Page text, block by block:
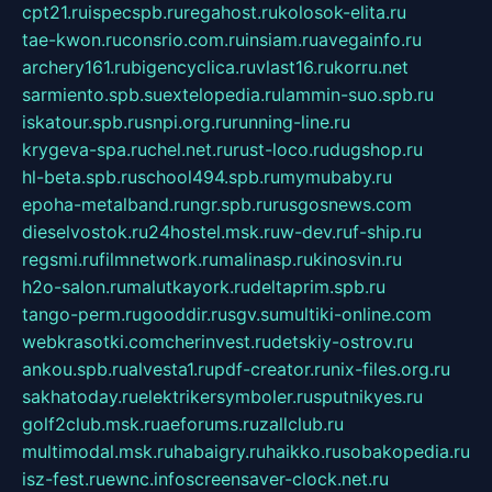
cpt21.ruispecspb.ruregahost.rukolosok-elita.ru
tae-kwon.ruconsrio.com.ruinsiam.ruavegainfo.ru
archery161.rubigencyclica.ruvlast16.rukorru.net
sarmiento.spb.suextelopedia.rulammin-suo.spb.ru
iskatour.spb.rusnpi.org.rurunning-line.ru
krygeva-spa.ruchel.net.rurust-loco.rudugshop.ru
hl-beta.spb.ruschool494.spb.rumymubaby.ru
epoha-metalband.rungr.spb.rurusgosnews.com
dieselvostok.ru24hostel.msk.ruw-dev.ruf-ship.ru
regsmi.rufilmnetwork.rumalinasp.rukinosvin.ru
h2o-salon.rumalutkayork.rudeltaprim.spb.ru
tango-perm.rugooddir.rusgv.sumultiki-online.com
webkrasotki.comcherinvest.rudetskiy-ostrov.ru
ankou.spb.rualvesta1.rupdf-creator.runix-files.org.ru
sakhatoday.ruelektrikersymboler.rusputnikyes.ru
golf2club.msk.ruaeforums.ruzallclub.ru
multimodal.msk.ruhabaigry.ruhaikko.rusobakopedia.ru
isz-fest.ruewnc.infoscreensaver-clock.net.ru